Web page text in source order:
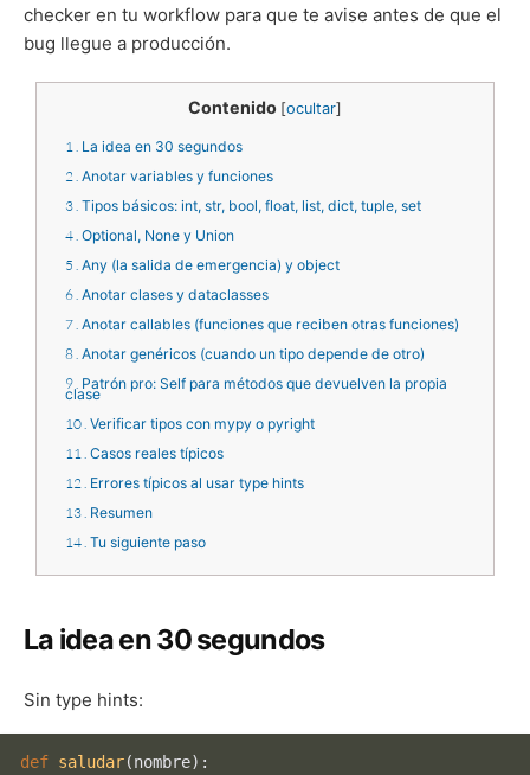
checker en tu workflow para que te avise antes de que el
bug llegue a producción.
Contenido [ocultar]
1 La idea en 30 segundos
2 Anotar variables y funciones
3 Tipos básicos: int, str, bool, float, list, dict, tuple, set
4 Optional, None y Union
5 Any (la salida de emergencia) y object
6 Anotar clases y dataclasses
7 Anotar callables (funciones que reciben otras funciones)
8 Anotar genéricos (cuando un tipo depende de otro)
9 Patrón pro: Self para métodos que devuelven la propia
clase
10 Verificar tipos con mypy o pyright
11 Casos reales típicos
12 Errores típicos al usar type hints
13 Resumen
14 Tu siguiente paso
La idea en 30 segundos
Sin type hints:
def saludar(nombre):